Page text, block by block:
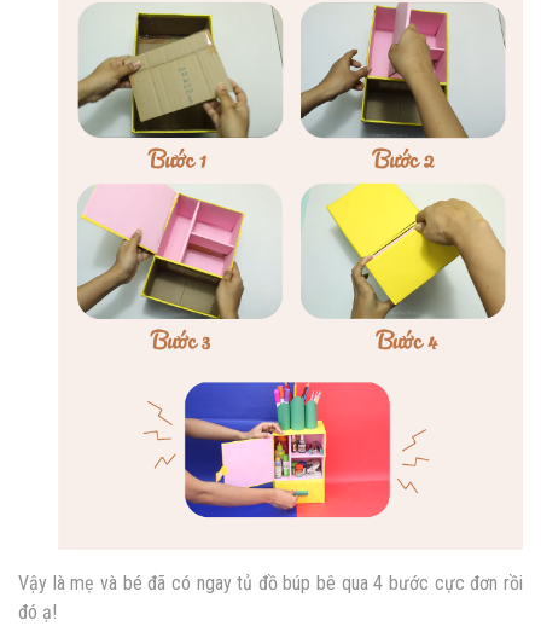
Vậy là mẹ và bé đã có ngay tủ đồ búp bê qua 4 bước cực đơn rồi
đó ạ!